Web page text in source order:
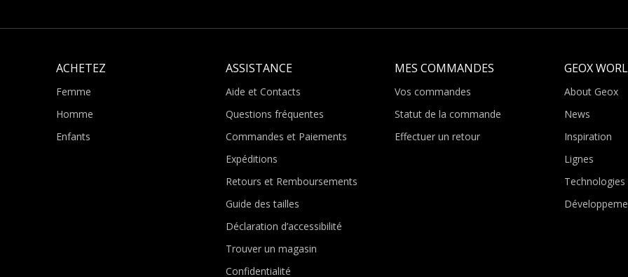
ACHETEZ
Femme
Homme
Enfants
ASSISTANCE
Aide et Contacts
Questions fréquentes
Commandes et Paiements
Expéditions
Retours et Remboursements
Guide des tailles
Déclaration d’accessibilité
Trouver un magasin
Confidentialité
MES COMMANDES
Vos commandes
Statut de la commande
Effectuer un retour
GEOX
About Geox
News
Inspiration
Lignes
Technologies